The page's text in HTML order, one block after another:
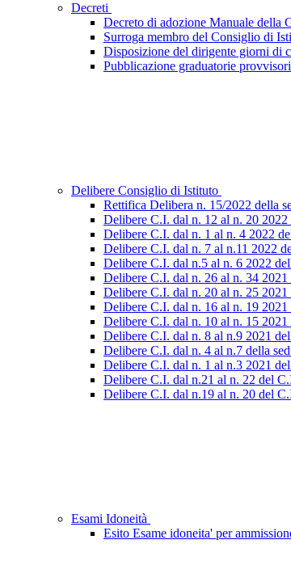
Decreti
Decreto di adozione Manuale della
Surroga membro del Consiglio di
Disposizione del dirigente giorni di
Pubblicazione graduatorie
Delibere Consiglio di Istituto
Rettifica Delibera n. 15/2022 della
Delibere C.I. dal n. 12 al n. 20
Delibere C.I. dal n. 1 al n. 4 2022
Delibere C.I. dal n. 7 al n.11 2022
Delibere C.I. dal n.5 al n. 6 2022
Delibere C.I. dal n. 26 al n. 34 2021
Delibere C.I. dal n. 20 al n. 25 2021
Delibere C.I. dal n. 16 al n. 19 2021
Delibere C.I. dal n. 10 al n. 15 2021
Delibere C.I. dal n. 8 al n.9 2021
Delibere C.I. dal n. 4 al n.7 della
Delibere C.I. dal n. 1 al n.3 2021
Delibere C.I. dal n.21 al n. 22 del
Delibere C.I. dal n.19 al n. 20 del
Esami Idoneità
Esito Esame idoneita' per